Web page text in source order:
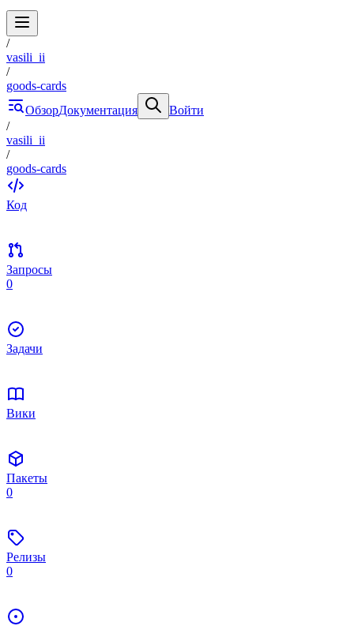
/
vasili_ii
/
goods-cards
ОбзорДокументация
Войти
/
vasili_ii
/
goods-cards
Код
Запросы
0
Задачи
Вики
Пакеты
0
Релизы
0